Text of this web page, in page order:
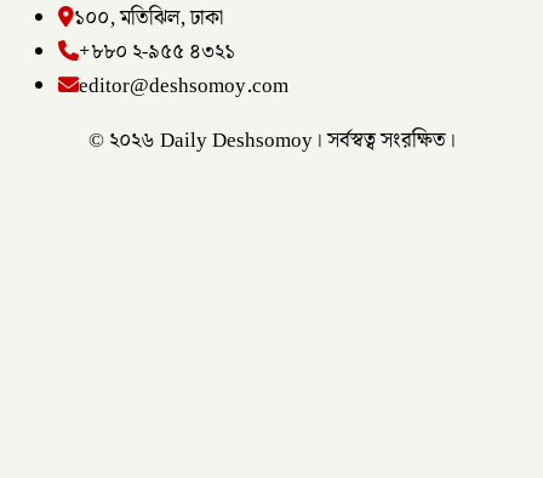
১০০, মতিঝিল, ঢাকা
+৮৮০ ২-৯৫৫ ৪৩২১
editor@deshsomoy.com
© ২০২৬ Daily Deshsomoy। সর্বস্বত্ব সংরক্ষিত।